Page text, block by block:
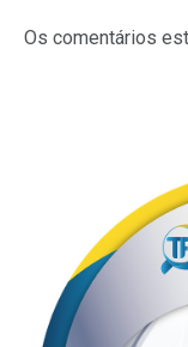
Os comentários